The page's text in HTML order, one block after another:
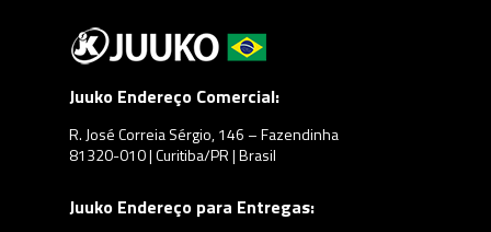
Juuko Endereço Comercial:
R. José Correia Sérgio, 146 – Fazendinha
81320-010 | Curitiba/PR | Brasil
Juuko Endereço para Entregas: